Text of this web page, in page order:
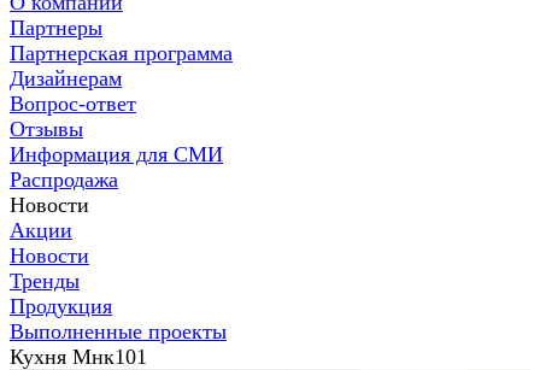
Партнеры
Партнерская программа
Дизайнерам
Вопрос-ответ
Отзывы
Информация для СМИ
Распродажа
Новости
Акции
Новости
Тренды
Продукция
Выполненные проекты
Кухня Мнк101